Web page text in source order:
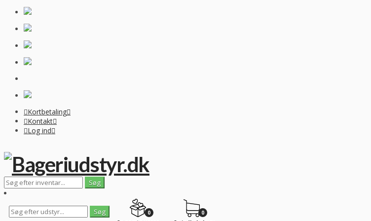
Kortbetaling
Kontakt
Log ind
0
0